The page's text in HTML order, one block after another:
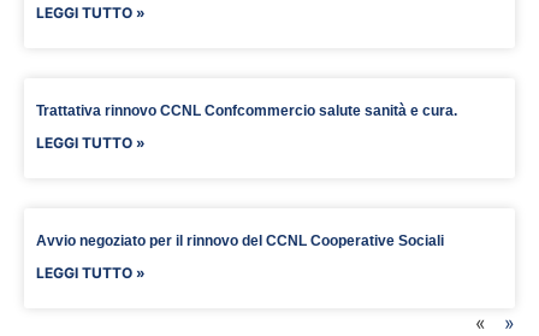
LEGGI TUTTO »
Trattativa rinnovo CCNL Confcommercio salute sanità e cura.
LEGGI TUTTO »
Avvio negoziato per il rinnovo del CCNL Cooperative Sociali
LEGGI TUTTO »
« »